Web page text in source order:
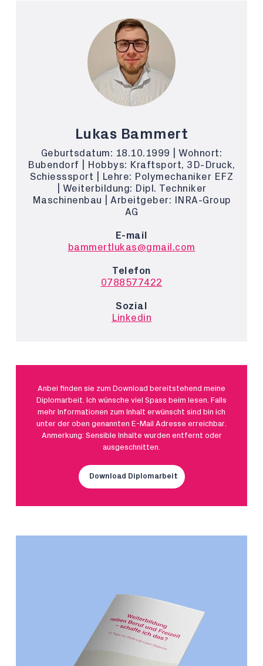
Lukas Bammert
Geburtsdatum: 18.10.1999 | Wohnort:
Bubendorf | Hobbys: Kraftsport, 3D-Druck,
Schiesssport | Lehre: Polymechaniker EFZ
| Weiterbildung: Dipl. Techniker
Maschinenbau | Arbeitgeber: INRA-Group
AG
E-mail
bammertlukas@gmail.com
Telefon
0788577422
Sozial
Linkedin
Anbei finden sie zum Download bereitstehend meine
Diplomarbeit. Ich wünsche viel Spass beim lesen. Falls
mehr Informationen zum Inhalt erwünscht sind bin ich
unter der oben genannten E-Mail Adresse erreichbar.
Anmerkung: Sensible Inhalte wurden entfernt oder
ausgeschnitten.
Download Diplomarbeit